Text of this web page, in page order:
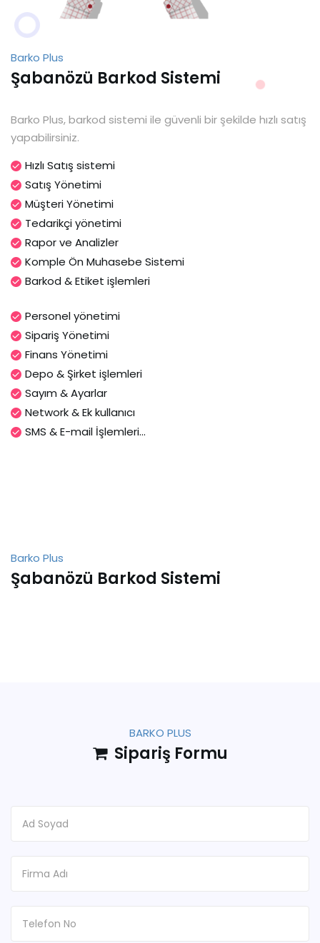
Barko Plus
Şabanözü Barkod Sistemi
Barko Plus, barkod sistemi ile güvenli bir şekilde hızlı satış
yapabilirsiniz.
Hızlı Satış sistemi
Satış Yönetimi
Müşteri Yönetimi
Tedarikçi yönetimi
Rapor ve Analizler
Komple Ön Muhasebe Sistemi
Barkod & Etiket işlemleri
Personel yönetimi
Sipariş Yönetimi
Finans Yönetimi
Depo & Şirket işlemleri
Sayım & Ayarlar
Network & Ek kullanıcı
SMS & E-mail İşlemleri...
Barko Plus
Şabanözü Barkod Sistemi
BARKO PLUS
Sipariş Formu